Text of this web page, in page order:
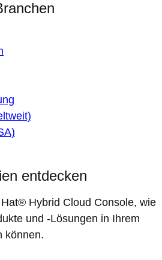
entdecken
Hybrid Cloud Console, wie
und -Lösungen in Ihrem
können.